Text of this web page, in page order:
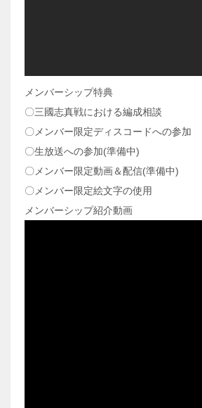
メンバーシップ特典
〇三國志真戦における編成相談
〇メンバー限定ディスコードへの参加
〇生放送への参加(準備中)
〇メンバー限定動画＆配信(準備中)
〇メンバー限定絵文字の使用
メンバーシップ紹介動画